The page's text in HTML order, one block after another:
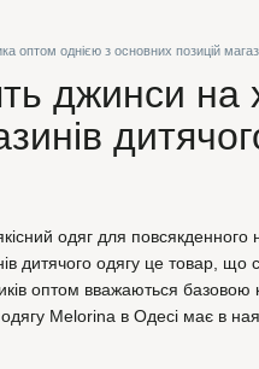
оптом однією з основних позицій
джинси
одяг для
дитячого одягу це товар,
оптом вважаються базовою
Melorina в Одесі має в